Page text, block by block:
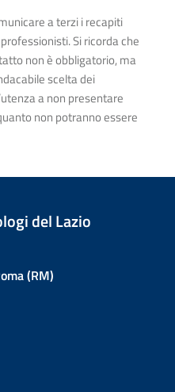
a terzi i recapiti
Si ricorda che
non è obbligatorio, ma
scelta dei
a non presentare
non potranno essere
del Lazio
(RM)